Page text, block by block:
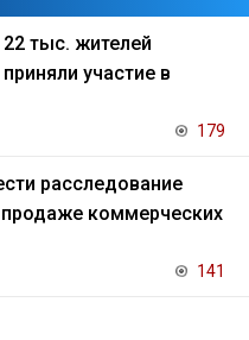
22 тыс. жителей
участие в
179
расследование
коммерческих
141